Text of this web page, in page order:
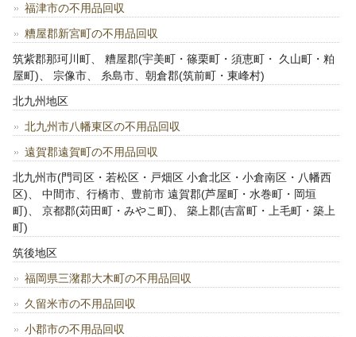
福津市の不用品回収
糟屋郡新宮町の不用品回収
筑紫郡那珂川町、 糟屋郡(宇美町・篠栗町・須恵町・ 久山町・粕
屋町)、 宗像市、 糸島市、朝倉郡(筑前町・東峰村)
北九州地区
北九州市八幡東区の不用品回収
遠賀郡遠賀町の不用品回収
北九州市(門司区・若松区・戸畑区 小倉北区・小倉南区・八幡西
区)、 中間市、行橋市、豊前市 遠賀郡(芦屋町・水巻町・岡垣
町)、 京都郡(苅田町・みやこ町)、 築上郡(吉富町・上毛町・築上
町)
筑後地区
福岡県三潴郡大木町の不用品回収
久留米市の不用品回収
小郡市の不用品回収